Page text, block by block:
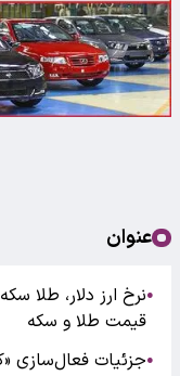
عنوان
●
قیمت طلا و سکه
●جزئیات فعال‌سازی